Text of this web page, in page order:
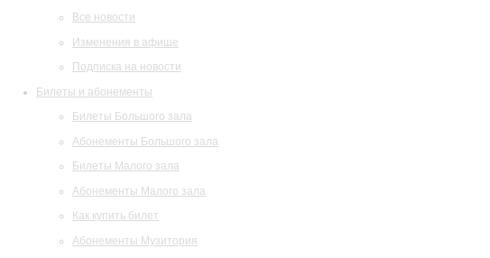
Все новости
Изменения в афише
Подписка на новости
Билеты и абонементы
Билеты Большого зала
Абонементы Большого зала
Билеты Малого зала
Абонементы Малого зала
Как купить билет
Абонементы Музитория